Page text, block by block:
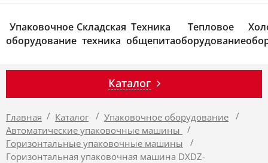
Упаковочное
оборудование
Складская
техника
Техника
общепита
Тепловое
оборудование
Каталог
Главная / Каталог / Упаковочное оборудование /
Автоматические упаковочные машины
/
Горизонтальные упаковочные машины
/
Горизонтальная упаковочная машина DXDZ-